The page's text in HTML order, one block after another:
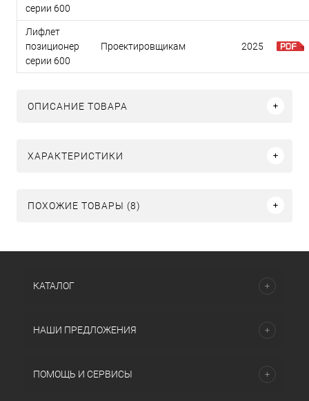
серии 600
Лифлет
позиционер
серии 600
Проектировщикам 2025
ОПИСАНИЕ ТОВАРА
ХАРАКТЕРИСТИКИ
ПОХОЖИЕ ТОВАРЫ (8)
КАТАЛОГ
НАШИ ПРЕДЛОЖЕНИЯ
ПОМОЩЬ И СЕРВИСЫ